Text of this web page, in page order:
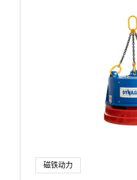
磁铁动力